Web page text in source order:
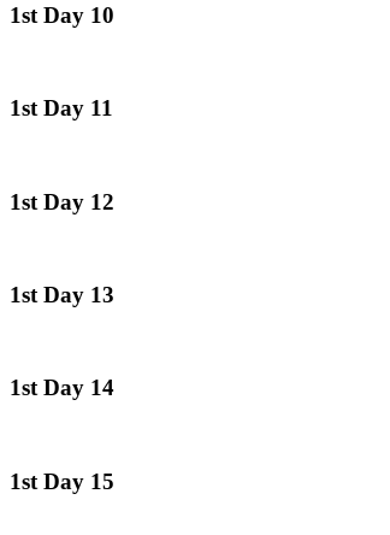
1st Day 10
1st Day 11
1st Day 12
1st Day 13
1st Day 14
1st Day 15